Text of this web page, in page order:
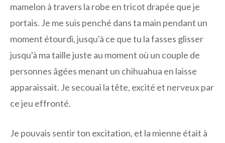
mamelon à travers la robe en tricot drapée que je
portais. Je me suis penché dans ta main pendant un
moment étourdi, jusqu'à ce que tu la fasses glisser
jusqu'à ma taille juste au moment où un couple de
personnes âgées menant un chihuahua en laisse
apparaissait. Je secouai la tête, excité et nerveux par
ce jeu effronté.
Je pouvais sentir ton excitation, et la mienne était à